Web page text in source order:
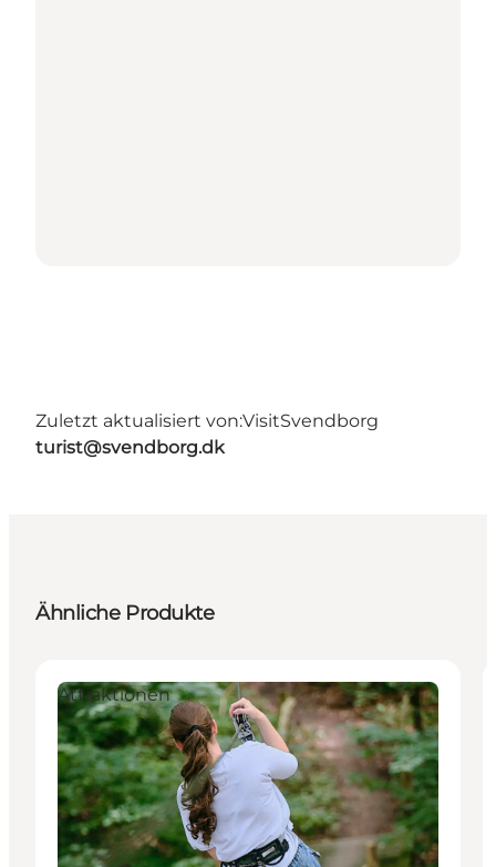
Zuletzt aktualisiert von:VisitSvendborg
turist@svendborg.dk
Ähnliche Produkte
Attraktionen